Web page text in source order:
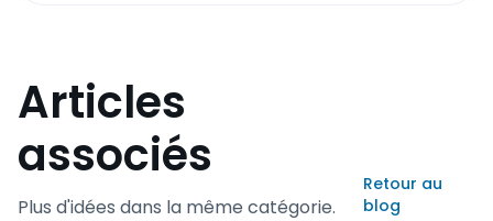
Articles
associés
Plus d'idées dans la même catégorie.
Retour au
blog